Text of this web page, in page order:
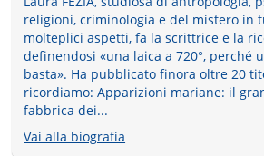
religioni, criminologia e del mistero in
molteplici aspetti, fa la scrittrice e la
definendosi «una laica a 720°, perché
basta». Ha pubblicato finora oltre 20
ricordiamo: Apparizioni mariane: il
fabbrica dei...
Vai alla biografia